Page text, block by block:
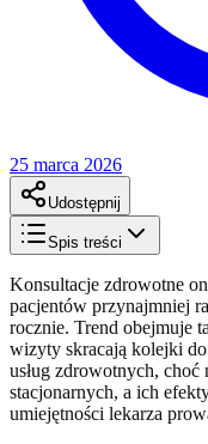
25 marca 2026
Udostępnij
Spis treści
Konsultacje zdrowotne
pacjentów przynajmniej
rocznie. Trend obejmuje
wizyty skracają kolejki
usług zdrowotnych, choć
stacjonarnych, a ich
umiejętności lekarza